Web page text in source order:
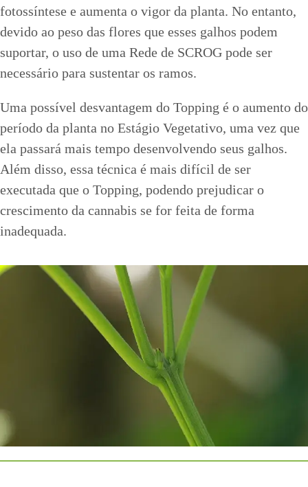
fotossíntese e aumenta o vigor da planta. No entanto,
devido ao peso das flores que esses galhos podem
suportar, o uso de uma Rede de SCROG pode ser
necessário para sustentar os ramos.
Uma possível desvantagem do Topping é o aumento do
período da planta no Estágio Vegetativo, uma vez que
ela passará mais tempo desenvolvendo seus galhos.
Além disso, essa técnica é mais difícil de ser
executada que o Topping, podendo prejudicar o
crescimento da cannabis se for feita de forma
inadequada.